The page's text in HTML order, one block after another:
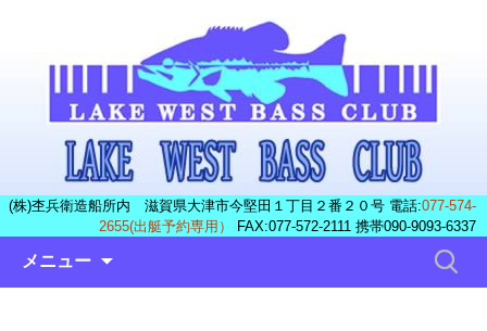
(株)杢兵衛造船所内 滋賀県大津市今堅田１丁目２番２０号 電話:077-574-
2655(出艇予約専用）
FAX:077-572-2111 携帯090-9093-6337
メニュー
検
索: